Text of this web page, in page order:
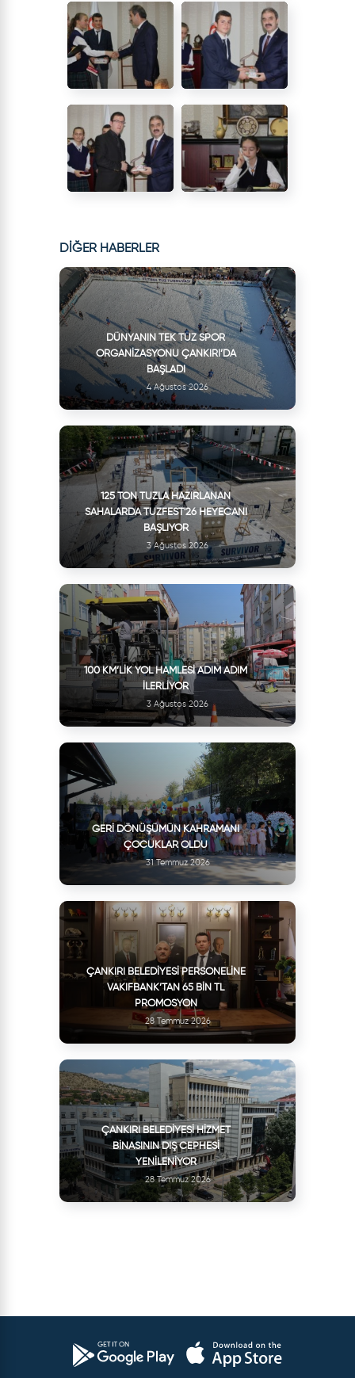
DİĞER HABERLER
DÜNYANIN TEK TUZ SPOR
ORGANIZASYONU ÇANKIRI’DA
BAŞLADI
4 Ağustos 2026
125 TON TUZLA HAZIRLANAN
SAHALARDA TUZFEST'26 HEYECANI
BAŞLIYOR
3 Ağustos 2026
100 KM’LIK YOL HAMLESI ADIM ADIM
İLERLIYOR
3 Ağustos 2026
GERI DÖNÜŞÜMÜN KAHRAMANI
ÇOCUKLAR OLDU
31 Temmuz 2026
ÇANKIRI BELEDIYESI PERSONELINE
VAKIFBANK’TAN 65 BIN TL
PROMOSYON
28 Temmuz 2026
ÇANKIRI BELEDIYESI HIZMET
BINASININ DIŞ CEPHESI
YENILENIYOR
28 Temmuz 2026